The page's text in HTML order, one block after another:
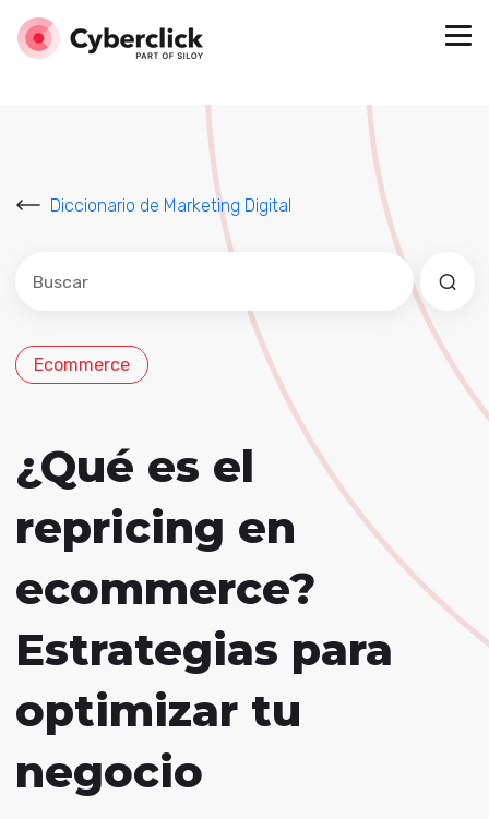
Diccionario de Marketing Digital
Este es un campo de búsqueda con una función de
No hay sugerencias porque el campo de
Ecommerce
¿Qué es el
repricing en
ecommerce?
Estrategias para
optimizar tu
negocio